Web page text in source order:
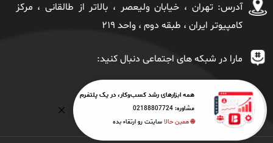
آدرس: تهران ، خيابان ولیعصر ، بالاتر از طالقانی ، مركز
كامپیوتر ايران ، طبقه دوم ، واحد ٢١٩
مارا در شبکه های اجتماعی دنبال کنید:
همه ابزارهای رشد کسب‌وکار، در یک پلتفرم
مشاوره:
🌐 همین حالا سایتت رو ارتقاء بده